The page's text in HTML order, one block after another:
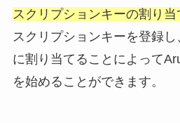
スクリプションキーの割り当
スクリプションキーを登録
に割り当てることによって
を始めることができます。